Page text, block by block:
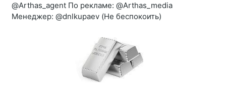
@Arthas_agent По рекламе: @Arthas_media
Менеджер: @dnlkupaev (Не беспокоить)